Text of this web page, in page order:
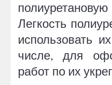
Легкость
использовать
числе, для
работ по их